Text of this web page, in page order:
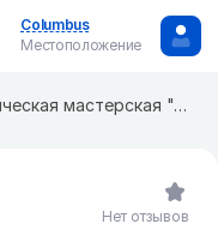
Columbus
Местоположение
Оптическая мастерская "ДИЗАЙНОПТИК АЛЬБИНА"
Нет отзывов